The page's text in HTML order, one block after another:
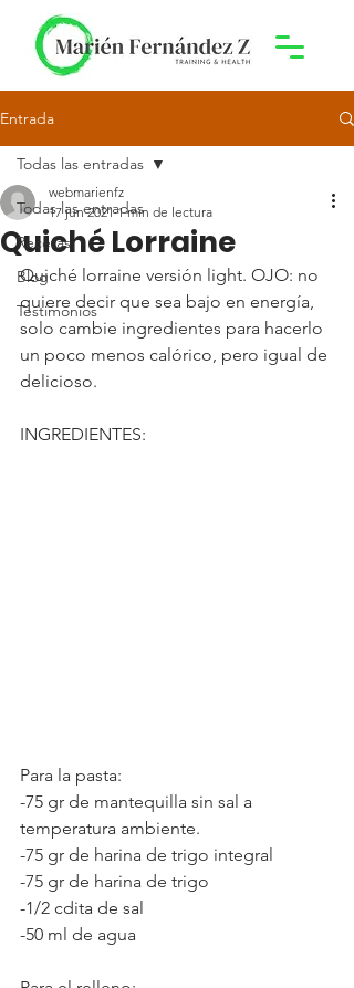
Entrada
Todas las entradas
Recetas
Blog
Testimonios
Todas las entradas
Quiché Lorraine
webmarienfz
17 jun 2021 1 min de lectura
Quiché lorraine versión light. OJO: no
quiere decir que sea bajo en energía,
solo cambie ingredientes para hacerlo
un poco menos calórico, pero igual de
delicioso.
INGREDIENTES:
Para la pasta:
-75 gr de mantequilla sin sal a
temperatura ambiente.
-75 gr de harina de trigo integral
-75 gr de harina de trigo
-1/2 cdita de sal
-50 ml de agua